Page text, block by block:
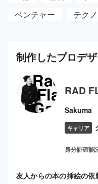
ベンチャー
テク
制作したプロデ
RAD
Sakuma
キャリア
身分証確認
友人からの本の挿絵の